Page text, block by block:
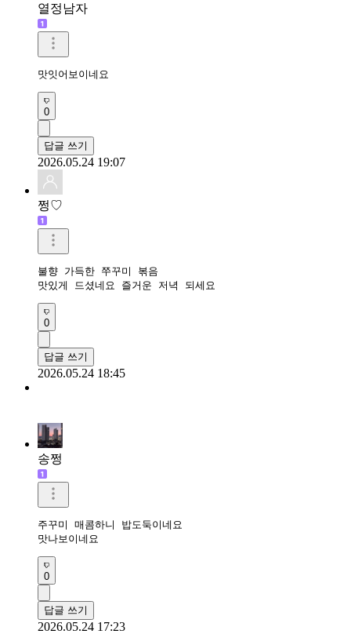
열정남자
맛잇어보이네요
0
답글 쓰기
2026.05.24 19:07
쩡♡
불향 가득한 쭈꾸미 볶음
맛있게 드셨네요 즐거운 저녁 되세요
0
답글 쓰기
2026.05.24 18:45
송쩡
주꾸미 매콤하니 밥도둑이네요
맛나보이네요
0
답글 쓰기
2026.05.24 17:23